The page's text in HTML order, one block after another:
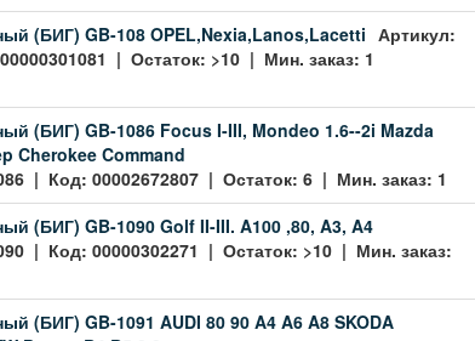
(БИГ) GB-108 OPEL,Nexia,Lanos,Lacetti Артикул:
| Остаток: >10 | Мин. заказ: 1
(БИГ) GB-1086 Focus I-III, Mondeo 1.6--2i Mazda
Cherokee Command
| Код: 00002672807 | Остаток: 6 | Мин. заказ: 1
(БИГ) GB-1090 Golf II-III. A100 ,80, A3, A4
| Код: 00000302271 | Остаток: >10 | Мин. заказ:
(БИГ) GB-1091 AUDI 80 90 A4 A6 A8 SKODA